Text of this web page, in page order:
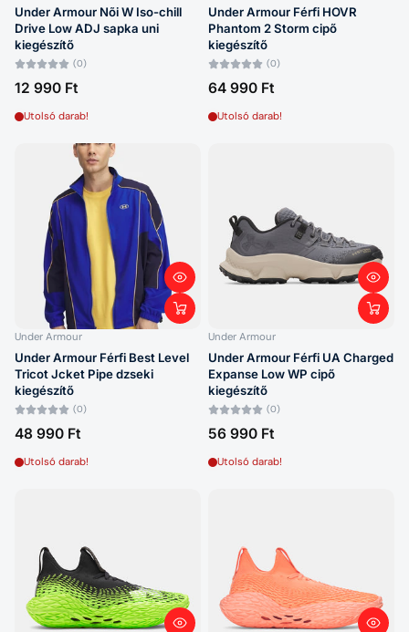
Under Armour Nõi W Iso-chill
Drive Low ADJ sapka uni
kiegészítő
(0)
12 990 Ft
Utolsó darab!
Under Armour Férfi HOVR
Phantom 2 Storm cipő
kiegészítő
(0)
64 990 Ft
Utolsó darab!
Under Armour
Under Armour Férfi Best Level
Tricot Jcket Pipe dzseki
kiegészítő
(0)
48 990 Ft
Utolsó darab!
Under Armour
Under Armour Férfi UA Charged
Expanse Low WP cipő
kiegészítő
(0)
56 990 Ft
Utolsó darab!